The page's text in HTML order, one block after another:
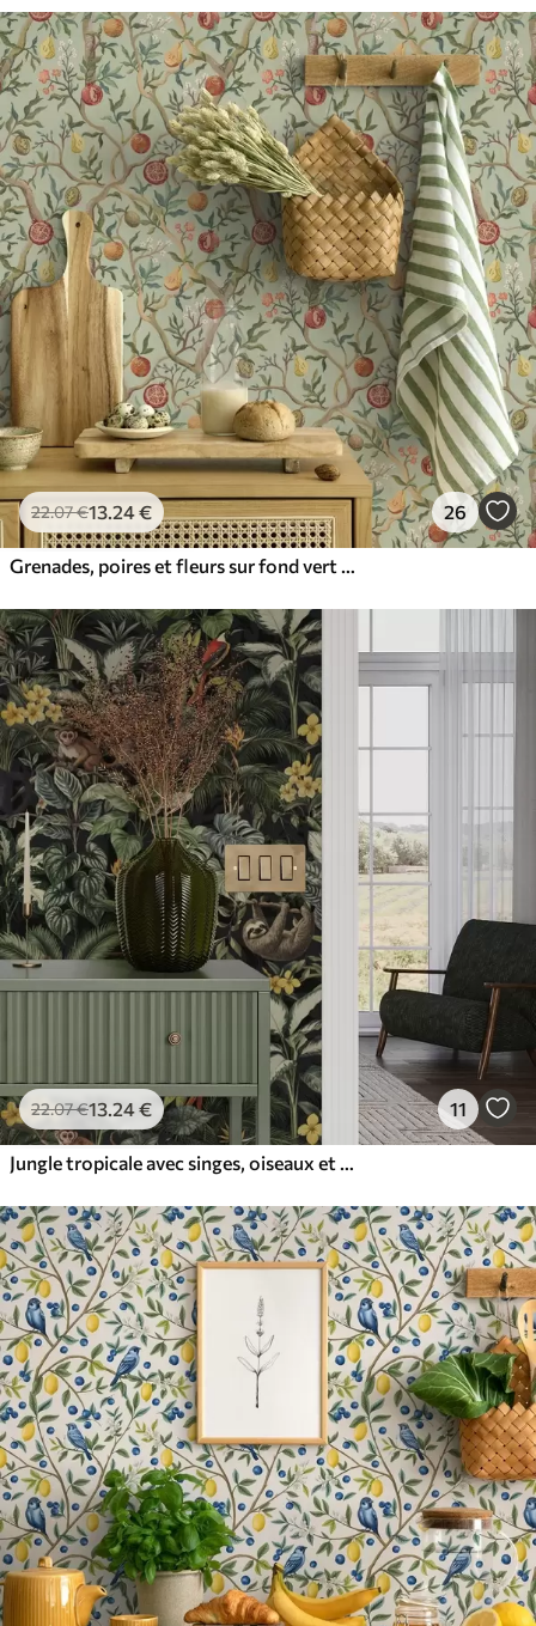
22.07€13.24€ 26
Grenades, poires et fleurs sur fond vert pâle
22.07€13.24€ 11
Jungle tropicale avec singes, oiseaux et feuillage dense